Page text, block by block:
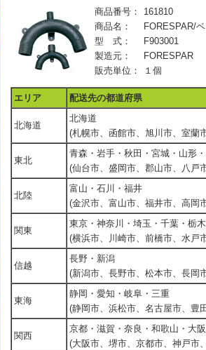
商品番号：
161810
商品名：
FORESPAR/
型 式：
F903001
製造元：
FORESPAR
販売単位：
１個
エリア 配送先の都道府県
北海道
北海道
(札幌市、函館市、旭川市、室蘭
東北
青森・岩手・秋田・宮城・山形
(仙台市、盛岡市、郡山市、八戸
北陸
富山・石川・福井
(金沢市、富山市、福井市、高岡
関東
東京・神奈川・埼玉・千葉・栃
(横浜市、川崎市、前橋市、水戸
信越
長野・新潟
(新潟市、長野市、松本市、長岡
東海
静岡・愛知・岐阜・三重
(静岡市、浜松市、名古屋市、豊
関西
京都・滋賀・奈良・和歌山・大
(大阪市、堺市、京都市、神戸市